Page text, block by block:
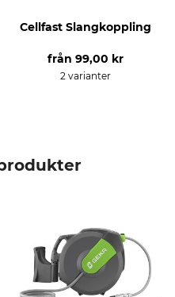
Cellfast Slangkoppling
från 99,00 kr
2 varianter